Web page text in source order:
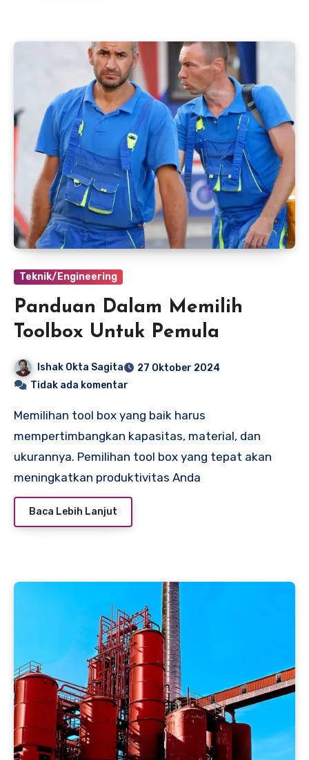
Teknik/Engineering
Panduan Dalam Memilih
Toolbox Untuk Pemula
Ishak Okta Sagita
27 Oktober 2024
Tidak ada komentar
Memilihan tool box yang baik harus
mempertimbangkan kapasitas, material, dan
ukurannya. Pemilihan tool box yang tepat akan
meningkatkan produktivitas Anda
Baca Lebih Lanjut